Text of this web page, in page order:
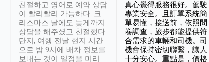
친절하고 영어로 예약 상담
이 빨리빨리 가능하다. 크
리스마스 날에도 늦게까지
상담을 해주셨고 친절했다.
단지, 여행 전날 현지 시간
으로 밤 9시에 배차 정보를
보내는 것이 일정을 미리
真心覺得服務很好。駕駛
專業安全。且訂單系統簡
單易懂，接送前，依照問
卷調查，旅步都能提供符
合需求的車輛和司機。司
機會保持密切聯繫，讓人
十分安心。重點是，價格